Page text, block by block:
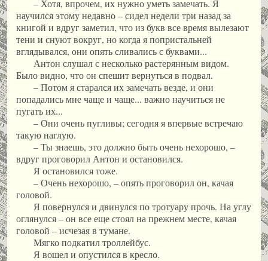
– Хотя, впрочем, их нужно уметь замечать. Я
научился этому недавно – сидел недели три назад за
книгой и вдруг заметил, что из букв все время вылезают
тени и снуют вокруг, но когда я попристальней
вглядывался, они опять сливались с буквами...
Антон слушал с несколько растерянным видом.
Было видно, что он спешит вернуться в подвал.
– Потом я старался их замечать везде, и они
попадались мне чаще и чаще... важно научиться не
пугать их...
– Они очень пугливы; сегодня я впервые встречаю
такую наглую.
– Ты знаешь, это должно быть очень нехорошо, –
вдруг проговорил Антон и остановился.
Я остановился тоже.
– Очень нехорошо, – опять проговорил он, качая
головой.
Я повернулся и двинулся по тротуару прочь. На углу
оглянулся – он все еще стоял на прежнем месте, качая
головой – исчезая в тумане.
Мягко подкатил троллейбус.
Я вошел и опустился в кресло.